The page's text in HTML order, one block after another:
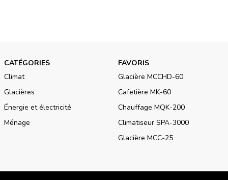
CATÉGORIES
Climat
Glacières
Énergie et électricité
Ménage
FAVORIS
Glacière MCCHD-60
Cafetière MK-60
Chauffage MQK-200
Climatiseur SPA-3000
Glacière MCC-25